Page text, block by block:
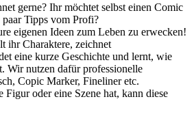
gerne? Ihr möchtet selbst einen Comic
paar Tipps vom Profi?
eigenen Ideen zum Leben zu erwecken!
ihr Charaktere, zeichnet
eine kurze Geschichte und lernt, wie
Wir nutzen dafür professionelle
Copic Marker, Fineliner etc.
Figur oder eine Szene hat, kann diese